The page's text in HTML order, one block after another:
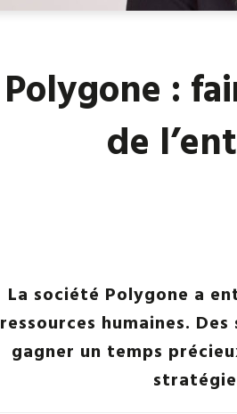
Polygone :
de
La société Polygone a
ressources humaines.
gagner un temps